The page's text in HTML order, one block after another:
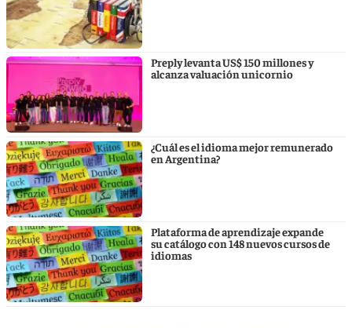
Preply levanta US$ 150 millones y
alcanza valuación unicornio
¿Cuál es el idioma mejor remunerado
en Argentina?
Plataforma de aprendizaje expande
su catálogo con 148 nuevos cursos de
idiomas